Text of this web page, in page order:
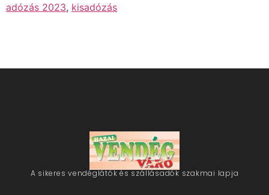
adózás 2023, kisadózás
A sikeres vendéglátók és szállásadók szakmai lapja